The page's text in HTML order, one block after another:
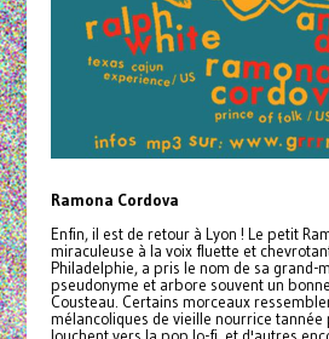
Ramona Cordova
Enfin, il est de retour à Lyon ! Le petit
miraculeuse à la voix fluette et
Philadelphie, a pris le nom de sa grand-
pseudonyme et arbore souvent un
Cousteau. Certains morceaux
mélancoliques de vieille nourrice tannée